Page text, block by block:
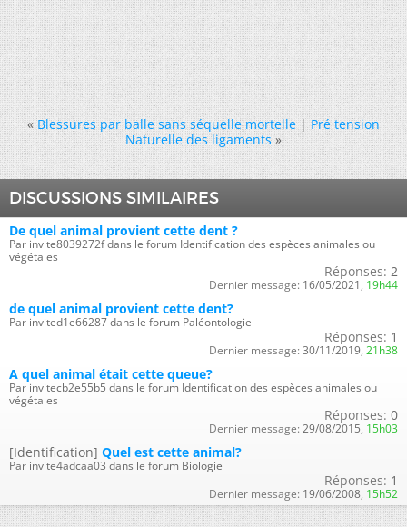
« Blessures par balle sans séquelle mortelle|Pré tension
Naturelle des ligaments »
DISCUSSIONS SIMILAIRES
De quel animal provient cette dent ?
Par invite8039272f dans le forum Identification des espèces animales ou
végétales
Réponses: 2
Dernier message: 16/05/2021, 19h44
de quel animal provient cette dent?
Par invited1e66287 dans le forum Paléontologie
Réponses: 1
Dernier message: 30/11/2019, 21h38
A quel animal était cette queue?
Par invitecb2e55b5 dans le forum Identification des espèces animales ou
végétales
Réponses: 0
Dernier message: 29/08/2015, 15h03
[Identification] Quel est cette animal?
Par invite4adcaa03 dans le forum Biologie
Réponses: 1
Dernier message: 19/06/2008, 15h52